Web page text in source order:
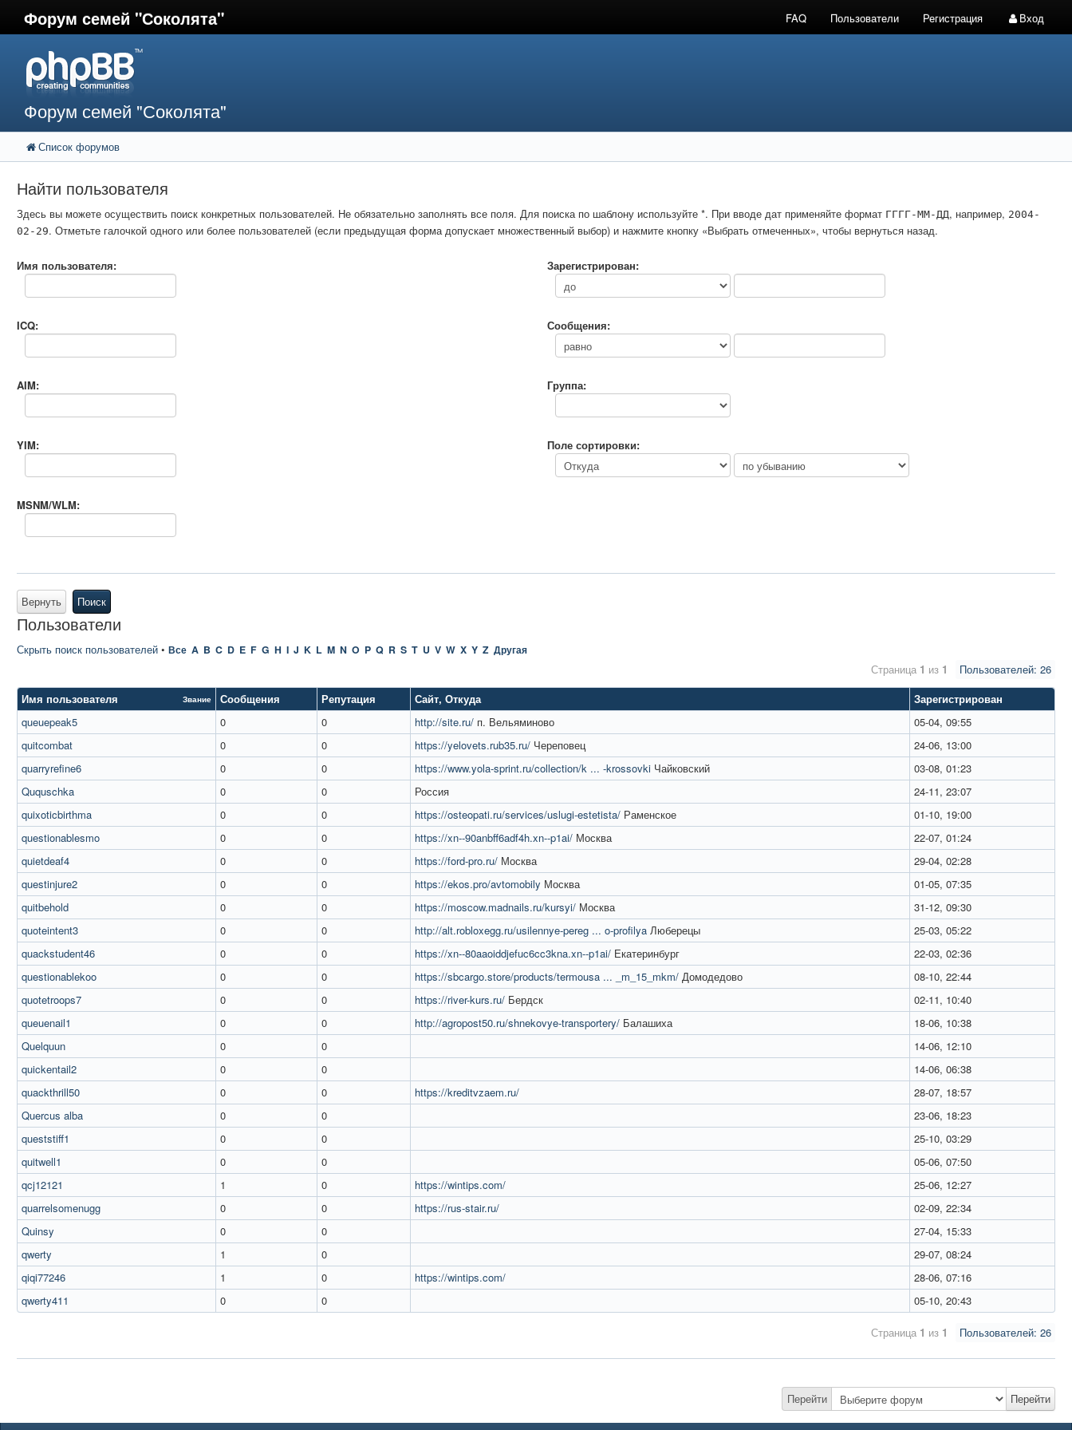
Форум семей "Соколята" FAQ Пользователи Регистрация Вход
Форум семей "Соколята"
Список форумов
Найти пользователя
Здесь вы можете осуществить поиск конкретных пользователей. Не обязательно заполнять все поля. Для поиска по шаблону используйте *. При вводе дат применяйте формат ГГГГ-ММ-ДД, например, 2004-
02-29. Отметьте галочкой одного или более пользователей (если предыдущая форма допускает множественный выбор) и нажмите кнопку «Выбрать отмеченных», чтобы вернуться назад.
Имя пользователя:
ICQ:
AIM:
YIM:
MSNM/WLM:
Зарегистрирован:
Сообщения:
Группа:
Поле сортировки:
Вернуть Поиск
Пользователи
Скрыть поиск пользователей • Все A B C D E F G H I J K L M N O P Q R S T U V W X Y Z Другая
Пользователей: 26
Страница 1 из 1
Имя пользователя
Звание Сообщения Репутация Сайт, Откуда
Зарегистрирован
queuepeak5
0 0 http://site.ru/ п. Вельяминово
05-04, 09:55
quitcombat
0 0 https://yelovets.rub35.ru/ Череповец
24-06, 13:00
quarryrefine6
0 0 https://www.yola-sprint.ru/collection/k ... -krossovki Чайковский
03-08, 01:23
Ququschka
0 0 Россия
24-11, 23:07
quixoticbirthma
0 0 https://osteopati.ru/services/uslugi-estetista/ Раменское
01-10, 19:00
questionablesmo
0 0 https://xn--90anbff6adf4h.xn--p1ai/ Москва
22-07, 01:24
quietdeaf4
0 0 https://ford-pro.ru/ Москва
29-04, 02:28
questinjure2
0 0 https://ekos.pro/avtomobily Москва
01-05, 07:35
quitbehold
0 0 https://moscow.madnails.ru/kursyi/ Москва
31-12, 09:30
quoteintent3
0 0 http://alt.robloxegg.ru/usilennye-pereg ... o-profilya Люберецы
25-03, 05:22
quackstudent46
0 0 https://xn--80aaoiddjefuc6cc3kna.xn--p1ai/ Екатеринбург
22-03, 02:36
questionablekoo
0 0 https://sbcargo.store/products/termousa ... _m_15_mkm/ Домодедово
08-10, 22:44
quotetroops7
0 0 https://river-kurs.ru/ Бердск
02-11, 10:40
queuenail1
0 0 http://agropost50.ru/shnekovye-transportery/ Балашиха
18-06, 10:38
Quelquun
0 0
14-06, 12:10
quickentail2
0 0
14-06, 06:38
quackthrill50
0 0 https://kreditvzaem.ru/
28-07, 18:57
Quercus alba
0 0
23-06, 18:23
queststiff1
0 0
25-10, 03:29
quitwell1
0 0
05-06, 07:50
qcj12121
1 0 https://wintips.com/
25-06, 12:27
quarrelsomenugg
0 0 https://rus-stair.ru/
02-09, 22:34
Quinsy
0 0
27-04, 15:33
qwerty
1 0
29-07, 08:24
qiqi77246
1 0 https://wintips.com/
28-06, 07:16
qwerty411
0 0 05-10, 20:43
Пользователей: 26
Страница 1 из 1
Перейти Перейти